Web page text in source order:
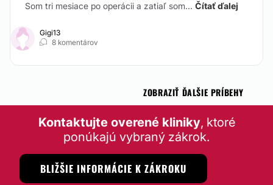
Som tri mesiace po operácii a zatiaľ som... Čítať ďalej
Gigi13
8 komentárov
ZOBRAZIŤ ĎALŠIE PRÍBEHY
Kontaktujte overené kliniky, ktoré
ponúkajú vybraný zákrok.
BLIŽŠIE INFORMÁCIE K ZÁKROKU